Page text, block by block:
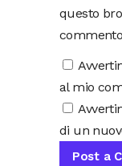
questo
al mio
di un